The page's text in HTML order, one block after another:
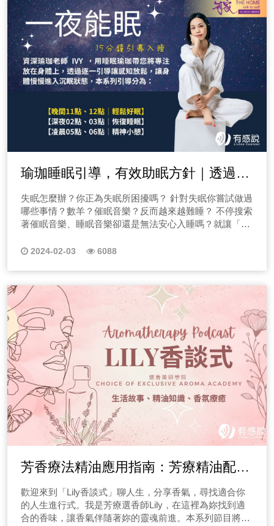
正客觀的判斷事物！ 13.吊人｜對應海王星 你相信付出
者收穫，一切都值得等待，因此面對打壓，仍能以退為進
的在背後默默付出，且衷心期待終將獲得回報！ 14.死神
｜對應天蠍座 如同天蠍座千算萬算的計畫中，唯一沒算到
的就是自己的不願妥協的個性，當事情到盡頭就是結束，
面對錯誤才是另一個重生！ 15. 節制｜對應射手座 如同
孤獨的浪子，騎著哈雷機車，一路走到黑！請嘗試接受全
新事物、中庸之道，凡事不要太過與不及唷！ 16.惡魔｜
對應魔羯座 當摩羯座認定一件事情有利可圖時，在面對物
質與慾望的驅使下，即使知道危險也甘願試一試，且會一
步步的越挖越深！ 17.高塔｜對應火星 你以為在高塔中
能俯瞰萬物就萬無一失，但地球是圓的，總有你看不見的
18.星星｜對應水瓶座 敢去伸手摘星的人，即使沒有成
功，也不會落得一身狼狽，看見那顆明亮的星就努力朝著
目標走，終會迎向光明的未來！ 19.月亮｜對應雙魚座
如月光般朦朧，給人不安多變感受，更是內心的真實寫
照，如雙魚座容易沉溺於幻想之中，對於事情的演變總抱
受著單純自由，相信陽光照亮萬物，滋養萬物，繼續努力
審視過去好與壞，好的我們留下來，壞的我們記取教訓，
回顧不是讓你懊悔，而是讓你攝取養分，拋下悔恨後，就
能真正迎接新生！ 22.世界｜對應土星 萬物皆有引力，
只要你相信你能達成目標，事情會往你要的方向走，最終
能看見你的世界中的最美風情！ 什麼是小阿爾克那牌？
小阿爾克那牌主要可以分成「風、火、水、土」四個系
列，Minnie老師最喜歡風，所以從風開始介紹。 風元素
有著思維、精神、出發、抽象、哲學等意涵，那火元素
呢？活力、創造、衝動、熱情等意象。 水元素呢？是一
種陰性的能量，柔和、穩定、慾望、情緒等，最後土元
素，則有著踏實、儲蓄、生長、團結等意涵！ 那每個元
素都有著國王、皇后、騎士、侍者、1-10等牌！想知道更
多詳情，可以點選下方標題收聽唷~ 點此從「風元素｜
寶劍國王」開始收聽 點此從「火元素｜權杖國王」開始
「土元素｜金幣國王」開始收聽 想要收聽每一張塔羅牌
收聽的朋友則位於最下方唷！ 想收聽更多塔羅牌節目
嗎？想知道更多塔羅個案故事嗎？點選下方圖片收聽！
減脂的概念不存在，想要達到體態雕塑的目標，需要綜合
考慮全身的運動和飲食習慣，想知道還有哪些常見的瘦身
迷思嗎？請一定要完整收聽節目唷！ 瘦身迷思3｜抬腿瘦
身效率高嗎？真的可以讓妳躺著就能瘦身、瘦腿嗎？小心
姿勢錯誤反而受傷！ 從物理治療師的角度來看，抬腿確
實有一些好處，但它不能直接減少腿部脂肪，抬腿的主要
好處包括幫助減輕水腫和改善腿部疲勞，由於地心引力的
影響，血液和體液會在腿部積聚，尤其是在站立或行走
後， 抬腿可以透過將腿抬高，促進這些液體回流，減輕水
腫和腿部不適感。 此外，抬腿還可以幫助恢復肌肉疲勞，
讓腿部感覺更輕鬆。抬腿的角度不必太高，只需高於心臟
應維持在10-15分鐘之間。 在進行抬腿時，最好躺在床上
或地板上，將臀部朝向牆壁，然後抬高雙腿。 如果你的下
背或大腿後側感覺緊張或不適，可以放置枕頭或折疊的毯
子在臀部下方，以減少腿部與床面的夾角。想知道更多瘦
身知識嗎？請一定要完整收聽節目~ 瘦身迷思4｜按摩是
能課程中有一門專門的按摩課程，主要以瑞典按摩為主，
能夠瘦身的問題上，我們需要了解按摩的主要影響是如何
在身體內部運作的，按摩主要針對身體的軟組織，包括筋
膜和肌肉等，通過按摩手法，我們能夠影響這些組織，使
其更加放鬆，透過觸覺感受器，讓大腦接收到一個放鬆的
訊號，進而影響當地組織的狀態。按摩的效果主要體現在
放鬆和促進血液循環上，而對於真正的瘦身效果則相對有
限，若想要增肌、減脂、燃燒脂肪，按摩可能就顯得力不
從心，對於水腫的改善是有用的，但對於整體瘦身可能不
是最直接的方法，想知道更多內容，歡迎完整收聽！ 瘦
身迷思5｜網美們追逐的直角肩，真的練得出來嗎？小心
越練越受傷！ 直角肩雖然在外貌上呈現一種時尚、優雅
的感覺，但在生理結構上並不是理想的狀態，肌肉的自然
下沉是一種身體的自我保護機制，保證肩膀能夠承擔更多
的重量和活動，同時減輕周邊組織的負擔。因此，若追求
作，強調肩膀的線條，達到視覺上的直角效果。 直角肩並
肌肉發達程度有差異，過度在意拍照而擺放姿勢不正確，
而忽視身體的自然結構，像是過度聳肩的訓練也可能會造
成肩膀和頸部受傷。正常肩膀的線條應該在一個合適的度
瑜珈睡眠引導，有效助眠方針｜透過睡
眠瑜珈催眠引導，帶你擺脫失眠焦慮放
心入睡
失眠怎麼辦？你正為失眠所困擾嗎？ 針對失眠你嘗試做過
哪些事情？數羊？催眠音樂？反而越來越難睡？ 不停搜索
著催眠音樂、睡眠音樂卻還是無法安心入睡嗎？就讓「資
專注力放在身體上，透過逐一引導讓感知放鬆，讓身體的
催眠引導分為： 【晚間11點、12點｜輕鬆好眠-瑜珈】
【深夜02點、03點｜恢復睡眠-瑜珈】 【凌晨05點、06點
｜精神小憩-瑜珈】 針對【晚間11點、12點｜輕鬆好眠】
方針 一、想讓自己更好睡嗎？檢視以下狀況！ 你入睡沒
有問題，但總覺得起床的時候還是很累嗎？你是否有睡前
滑手機的習慣？滑手機會讓我們的注意力都在頭腦裡，雖
然大量資訊可以讓頭腦好像放鬆，但身體卻沒有時間放
鬆，因此在睡覺時，你的身體還是緊繃的，雖然睡得著，
隔天起床時疲勞感還是沒有消除，或是容易半夜醒來、早
醒，有越睡越累的感覺。 二、你需要一個準備睡覺的環
節！ 要在睡前徹底讓自己放鬆，必須練習將睡前的半個小
時為「準備睡覺」的時間，如果能夠做些和緩的伸展，或
是搭配舒眠的精油，效果會更好：一夜好眠是需要準備
頁點選播放鍵收聽「關於幫助11點、12點入睡的冥想音
身體細部的肌肉，讓自己的注意力從頭腦慢慢轉至身體，
這個細微觀察的過程，可以將頭腦與身體都徹底的放空，
這個音檔有許多人聽到一半就會睡著，所以可以將收聽環
2024-02-03 6088
芳香療法精油應用指南：芳療精油配方
介紹與使用建議
歡迎來到「Lily香談式」聊人生，分享香氣，尋找適合你
的人生進行式。我是芳療選香師Lily，在這裡為妳找到適
合的香味，讓香氣伴隨著妳的靈魂前進。本系列節目將分